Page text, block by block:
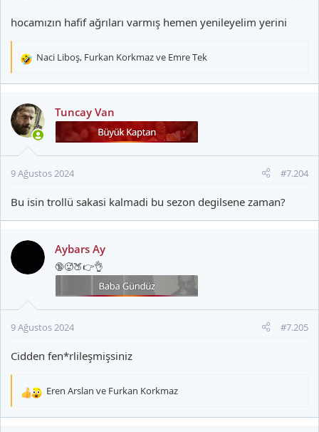
hocamızın hafif ağrıları varmış hemen yenileyelim yerini
T
k
i
l
:
Naci Liboş, Furkan Korkmazve Emre Tek
Tuncay Van
9 Ağustos 2024 #7.204
Bu isin trollü sakasi kalmadi bu sezon degilsene zaman?
Aybars Ay
🔞🥵🍑👉👌
9 Ağustos 2024 #7.205
Cidden fen*rlileşmişsiniz
T
Eren Arslan ve Furkan Korkmaz